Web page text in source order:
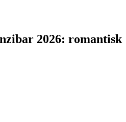
2026: romantisk